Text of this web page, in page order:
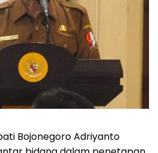
Bojonegoro Adriyanto